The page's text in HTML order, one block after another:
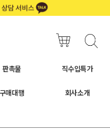
판촉물 직수입특가
구매대행 회사소개